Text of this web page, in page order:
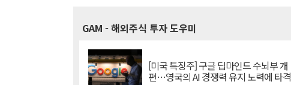
GAM - 해외주식 투자 도우미
[미국 특징주] 구글 딥마인드 수뇌부 개
편…영국의 AI 경쟁력 유지 노력에 타격